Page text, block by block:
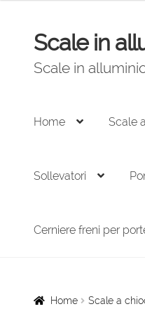
Vai
alla
navigazione
Vai
al
contenuto
Scale in
Scale in
Home Scale
Sollevatori
Cerniere freni per
Home Scale a